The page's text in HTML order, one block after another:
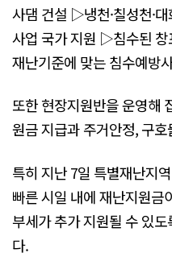
사댐 건설 ▷냉천·칠성천·
사업 국가 지원 ▷침수된
재난기준에 맞는 침수예방
또한 현장지원반을 운영해
원금 지급과 주거안정, 구
특히 지난 7일 특별재난지
빠른 시일 내에 재난지원금
부세가 추가 지원될 수 있
다.